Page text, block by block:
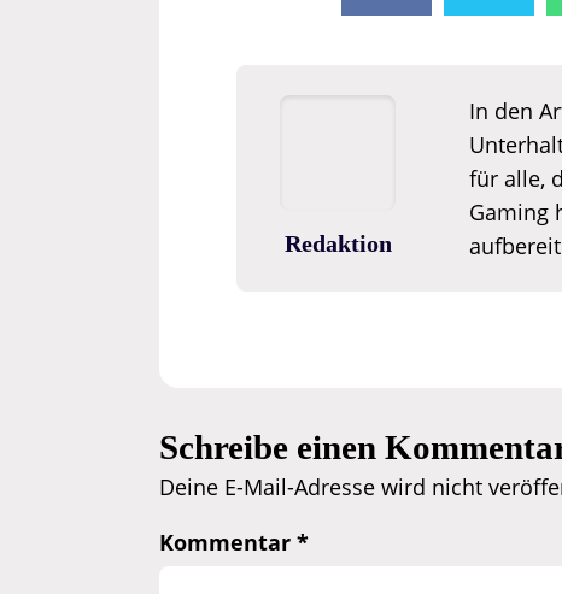
Redaktion
In den
für alle,
Gaming
Schreibe einen
Deine E-Mail-Adresse wird nicht
Kommentar *